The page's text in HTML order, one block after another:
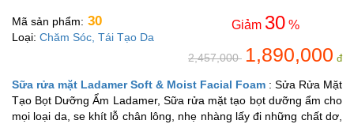
Giảm 30%
2,457,000 1,890,000 đ
Mã sản phẩm: 30
Loại: Chăm Sóc, Tái Tạo Da
Sữa rửa mặt Ladamer Soft & Moist Facial Foam : Sửa Rửa Mặt
Tạo Bọt Dưỡng Ẩm Ladamer, Sữa rửa mặt tạo bọt dưỡng ẩm cho
mọi loại da, se khít lỗ chân lông, nhẹ nhàng lấy đi những chất dơ,